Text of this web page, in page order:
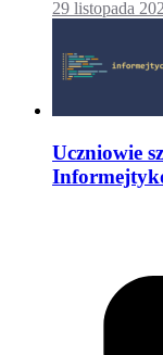
29 listopada
Uczniowie